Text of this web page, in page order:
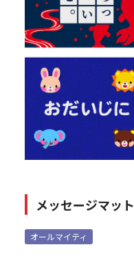
メッセージマット
オールマイティ